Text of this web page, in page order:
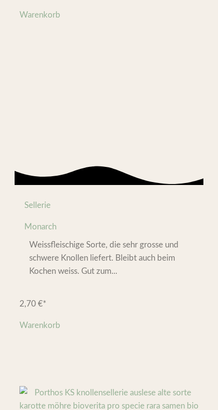
Warenkorb
Sellerie
Monarch
Weissfleischige Sorte, die sehr grosse und
schwere Knollen liefert. Bleibt auch beim
Kochen weiss. Gut zum...
2,70 €*
Warenkorb